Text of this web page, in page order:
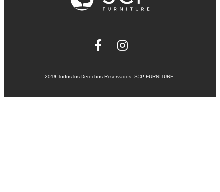
2019 Todos los Derechos Reservados. SCP FURNITURE.